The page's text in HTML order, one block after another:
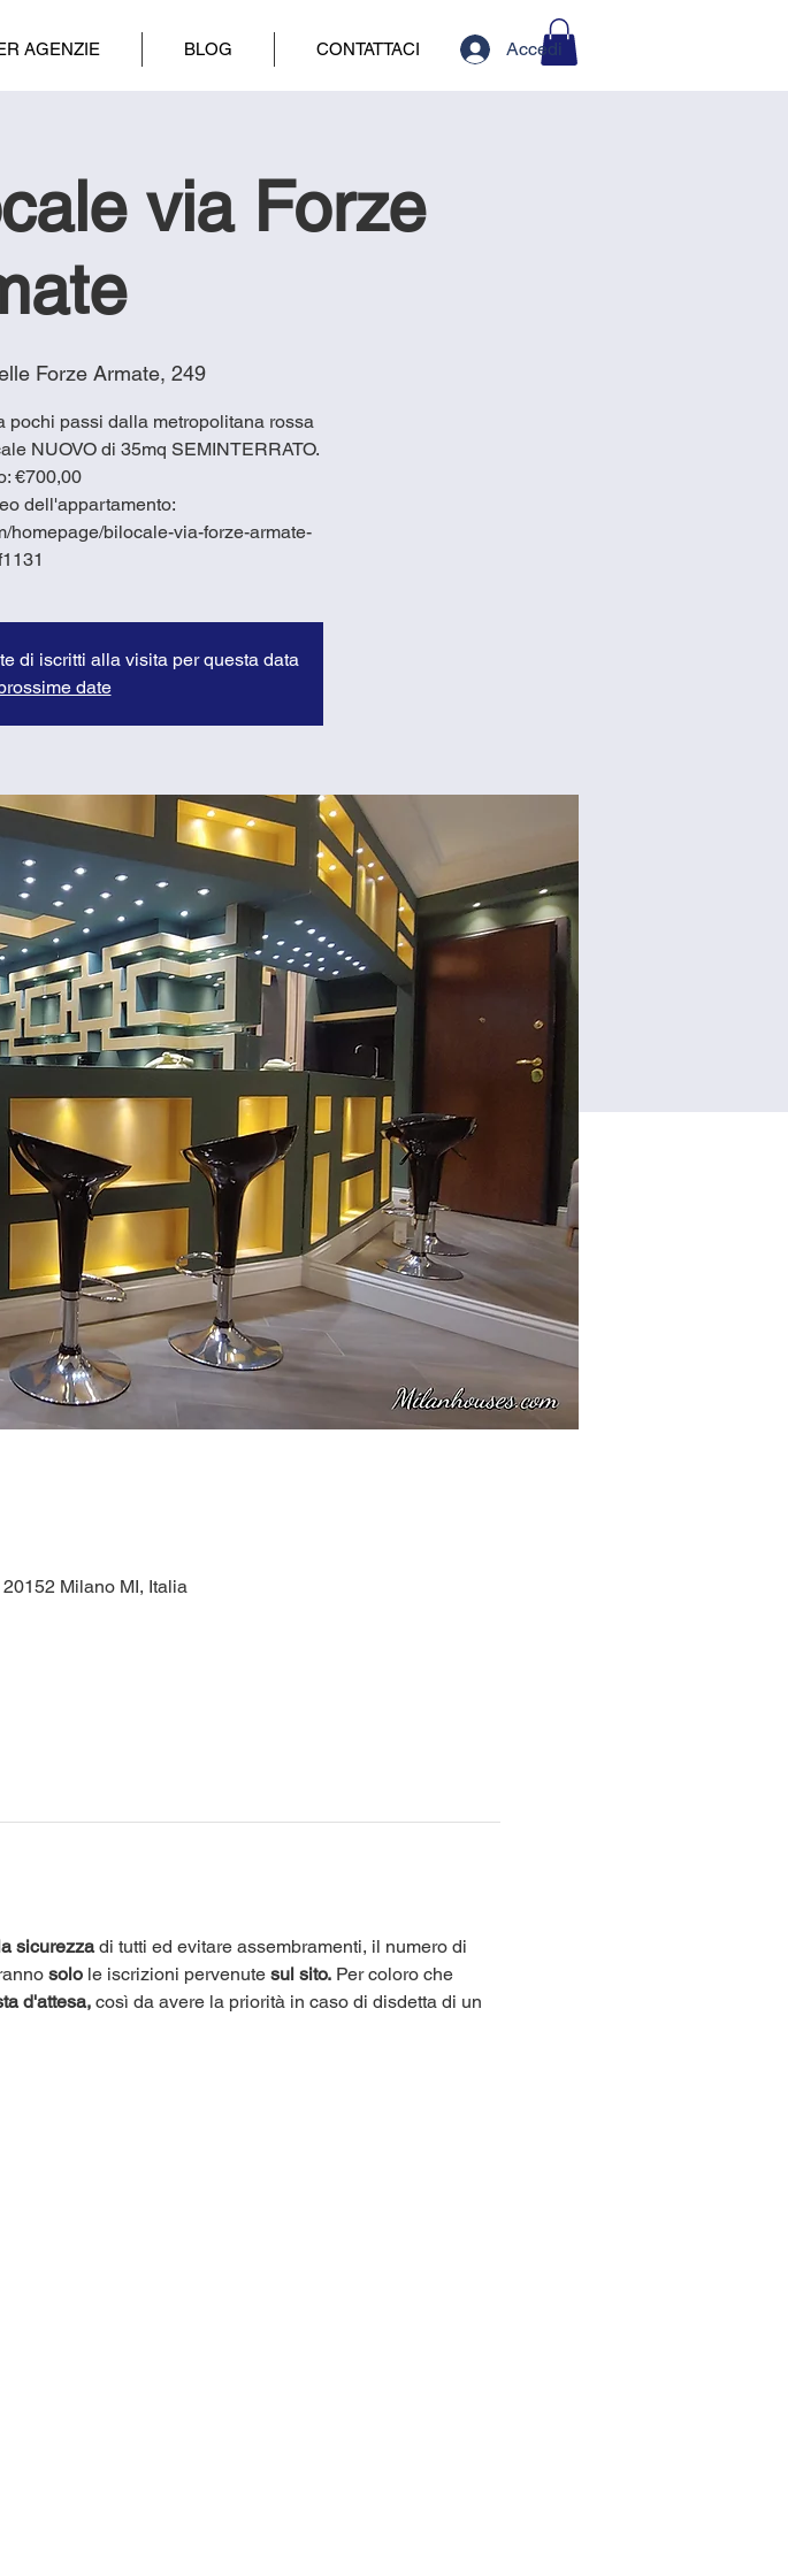
AGENZIE BLOG CONTATTACI Accedi
via Forze
Forze Armate, 249
pochi passi dalla metropolitana rossa
NUOVO di 35mq SEMINTERRATO.
€700,00
dell'appartamento:
homepage/bilocale-via-forze-armate-
di iscritti alla visita per questa data
date
Milano MI, Italia
sicurezza di tutti ed evitare assembramenti, il numero di
solo le iscrizioni pervenute sul sito. Per coloro che
d'attesa, così da avere la priorità in caso di disdetta di un